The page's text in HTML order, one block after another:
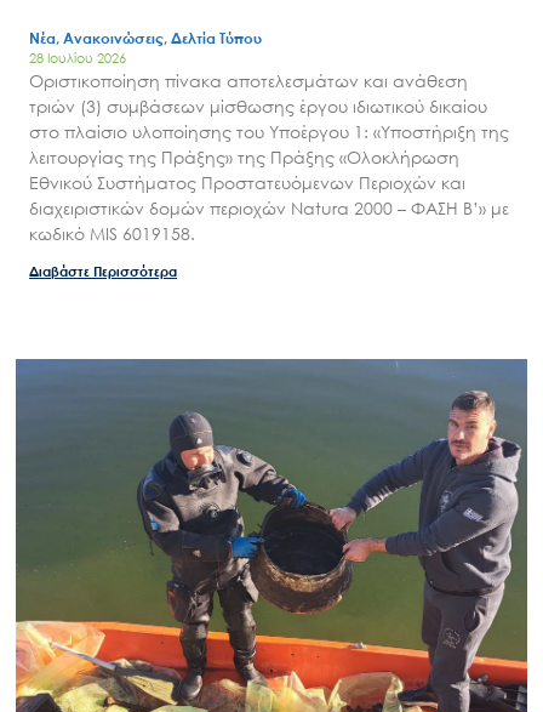
Search
Νέα – Δημοσιότητα
Άξονες δράσης
Μ.Δ.Π.Π.
Έργα
Εισιτήρια
Επικοινωνία
Νέα, Ανακοινώσεις, Δελτία Τύπου
28 Ιουλίου 2026
Οριστικοποίηση πίνακα αποτελεσμάτων και ανάθεση
τριών (3) συμβάσεων μίσθωσης έργου ιδιωτικού δικαίου
στο πλαίσιο υλοποίησης του Υποέργου 1: «Υποστήριξη της
λειτουργίας της Πράξης» της Πράξης «Ολοκλήρωση
Εθνικού Συστήματος Προστατευόμενων Περιοχών και
διαχειριστικών δομών περιοχών Natura 2000 – ΦΑΣΗ Β’» με
κωδικό MIS 6019158.
Διαβάστε Περισσότερα